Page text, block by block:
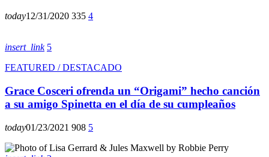
today12/31/2020 335 4
insert_link 5
FEATURED / DESTACADO
Grace Cosceri ofrenda un “Origami” hecho canción
a su amigo Spinetta en el día de su cumpleaños
today01/23/2021 908 5